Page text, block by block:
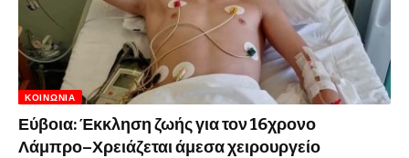
ΚΟΙΝΩΝΊΑ
Εύβοια: Έκκληση ζωής για τον 16χρονο
Λάμπρο–Χρειάζεται άμεσα χειρουργείο